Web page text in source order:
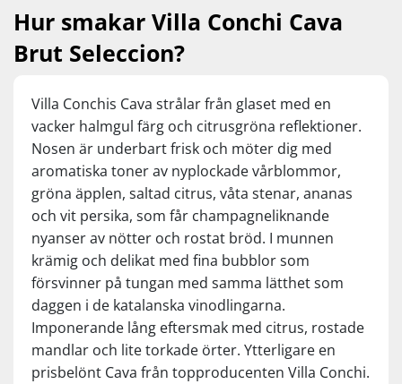
Xarel-lo og Parellada bliver fint afbalanceret
med Chardonnayens elegance. Det er ikke
stor kunst, men det kan så meget andet. En
imponerende opbygning til prisen.
Normalpris kr. 149,95, Set til kr. 79,95 |
Supervin | 5 Stj. – Imponerende kvalitet til
prisen
Hur smakar Villa Conchi Cava
Brut Seleccion?
Villa Conchis Cava strålar från glaset med en
vacker halmgul färg och citrusgröna reflektioner.
Nosen är underbart frisk och möter dig med
aromatiska toner av nyplockade vårblommor,
gröna äpplen, saltad citrus, våta stenar, ananas
och vit persika, som får champagneliknande
nyanser av nötter och rostat bröd. I munnen
krämig och delikat med fina bubblor som
försvinner på tungan med samma lätthet som
daggen i de katalanska vinodlingarna.
Imponerande lång eftersmak med citrus, rostade
mandlar och lite torkade örter. Ytterligare en
prisbelönt Cava från topproducenten Villa Conchi.